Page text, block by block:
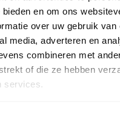
en om ons
over uw gebruik van
media, adverteren en
combineren met
of die ze hebben
services.
vogels hun dorst
konden ze
een bad te nemen. We
en ook de
De foto’s van de